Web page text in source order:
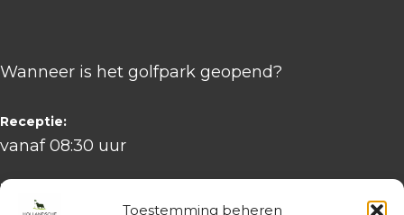
Toestemming beheren
Wanneer is het golfpark geopend?
Receptie:
vanaf 08:30 uur
Brasserie: